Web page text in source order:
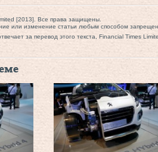
[2013]. Все права защищены.
или изменение статьи любым способом
за перевод этого текста, Financial Times